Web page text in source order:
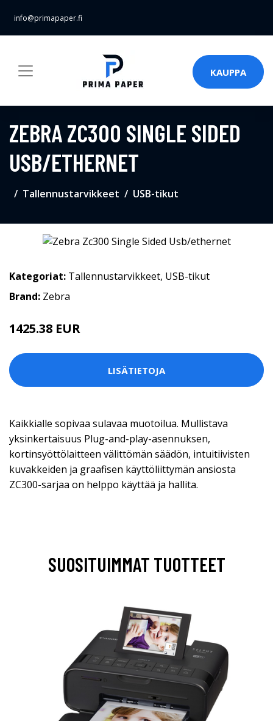
info@primapaper.fi
KAUPPA
ZEBRA ZC300 SINGLE SIDED
USB/ETHERNET
Tallennustarvikkeet USB-tikut
Kategoriat: Tallennustarvikkeet, USB-tikut
Brand: Zebra
1425.38 EUR
LISÄTIETOJA
Kaikkialle sopivaa sulavaa muotoilua. Mullistava
yksinkertaisuus Plug-and-play-asennuksen,
kortinsyöttölaitteen välittömän säädön, intuitiivisten
kuvakkeiden ja graafisen käyttöliittymän ansiosta
ZC300-sarjaa on helppo käyttää ja hallita.
SUOSITUIMMAT TUOTTEET